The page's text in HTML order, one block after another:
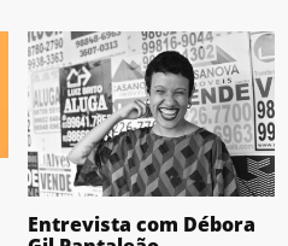
Entrevista com Débora